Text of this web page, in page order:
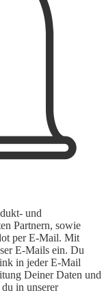
und
Partnern, sowie
per E-Mail. Mit
E-Mails ein. Du
in jeder E-Mail
Deiner Daten und
in unserer